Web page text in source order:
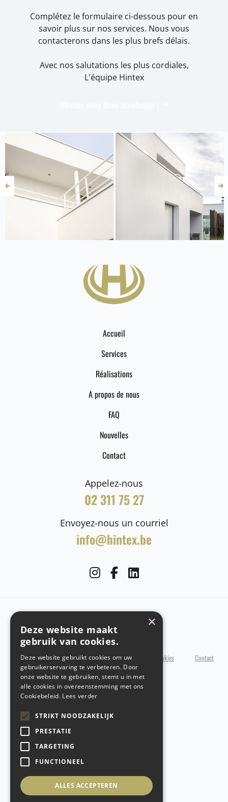
Complétez le formulaire ci-dessous pour en
savoir plus sur nos services. Nous vous
contacterons dans les plus brefs délais.
Avec nos salutations les plus cordiales,
L'équipe Hintex
Accueil
Services
Réalisations
A propos de nous
FAQ
Nouvelles
Contact
Appelez-nous
02 311 75 27
Envoyez-nous un courriel
info@hintex.be
Politique de confidentialité Politique en matière de cookies
Contact
Conception du site web par conversal
×
Deze website maakt
gebruik van cookies.
Deze website gebruikt cookies om uw
gebruikerservaring te verbeteren. Door
onze website te gebruiken, stemt u in met
alle cookies in overeenstemming met ons
Cookiebeleid. Lees verder
STRIKT NOODZAKELIJK
PRESTATIE
TARGETING
FUNCTIONEEL
ALLES ACCEPTEREN